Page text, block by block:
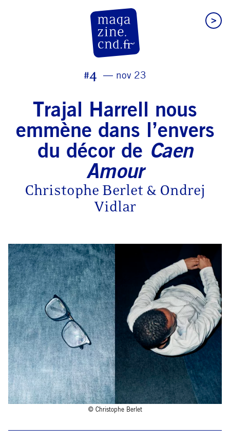
>
#4 nov 23
Trajal Harrell nous
emmène dans l’envers
du décor de Caen
Amour
Christophe Berlet & Ondrej
Vidlar
© Christophe Berlet